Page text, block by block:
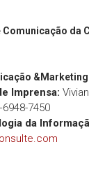
da
&Marketing
Imprensa:
7450
da